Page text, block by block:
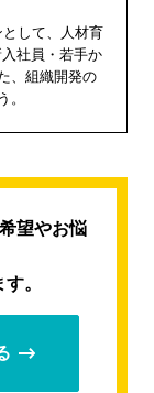
して、人材育
社員・若手か
、組織開発の
。
望やお悩
。